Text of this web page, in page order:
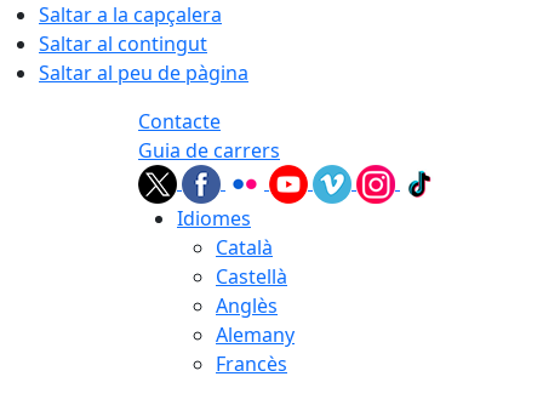
Saltar a la capçalera
Saltar al contingut
Saltar al peu de pàgina
Contacte
Guia de carrers
Idiomes
Català
Castellà
Anglès
Alemany
Francès